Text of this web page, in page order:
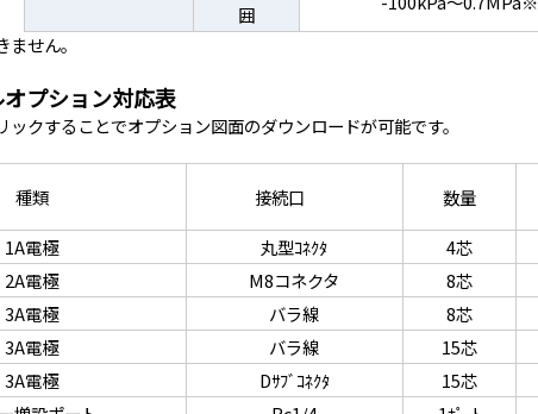
囲
せん。
プション対応表
クすることでオプション図面のダウンロードが可能です。
種類 接続口 数量
1A電極
丸型ｺﾈｸﾀ 4芯
2A電極
M8コネクタ 8芯
3A電極
バラ線 8芯
3A電極
バラ線 15芯
3A電極
Dｻﾌﾞｺﾈｸﾀ 15芯